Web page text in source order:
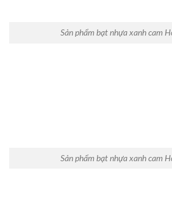
Sản phẩm bạt nhựa xanh cam
Sản phẩm bạt nhựa xanh cam